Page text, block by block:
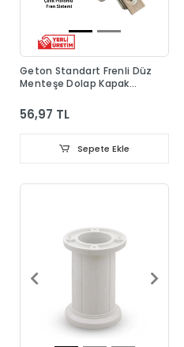
Geton Standart Frenli Düz
Menteşe Dolap Kapak
56,97 TL
Sepete Ekle